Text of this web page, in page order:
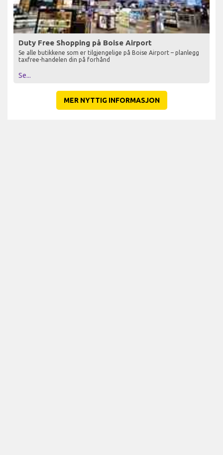
Duty Free Shopping på Boise Airport
Se alle butikkene som er tilgjengelige på Boise Airport – planlegg
taxfree-handelen din på forhånd
Se...
MER NYTTIG INFORMASJON